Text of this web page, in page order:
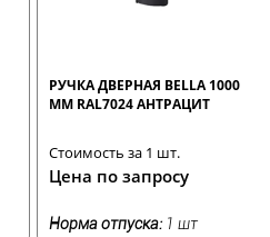
РУЧКА ДВЕРНАЯ BELLA 1000
ММ RAL7024 АНТРАЦИТ
Стоимость за 1 шт.
Цена по запросу
Норма отпуска:1 шт